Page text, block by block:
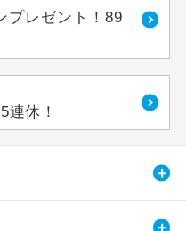
プレゼント！89
休！